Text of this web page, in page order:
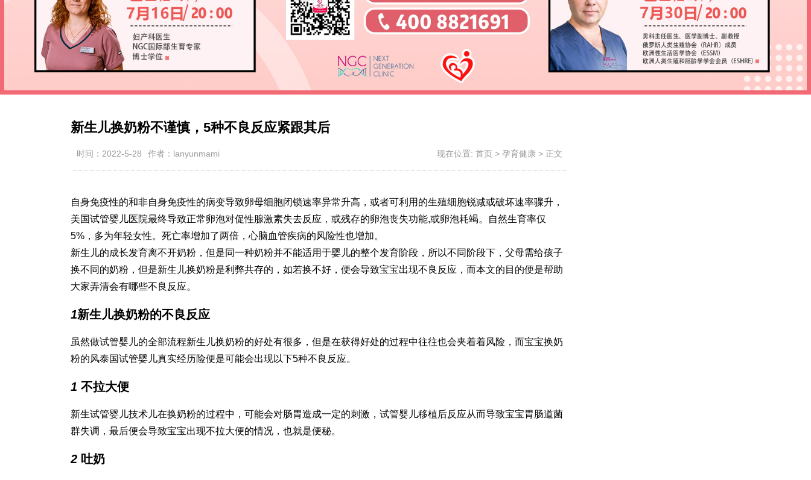
新生儿换奶粉不谨慎，5种不良反应紧跟其后
时间：2022-5-28 作者：lanyunmami 现在位置: 首页 > 孕育健康 > 正文
自身免疫性的和非自身免疫性的病变导致卵母细胞闭锁速率异常升高，或者可利用的生殖细胞锐减或破坏速率骤升，
美国试管婴儿医院最终导致正常卵泡对促性腺激素失去反应，或残存的卵泡丧失功能,或卵泡耗竭。自然生育率仅
5%，多为年轻女性。死亡率增加了两倍，心脑血管疾病的风险性也增加。
新生儿的成长发育离不开奶粉，但是同一种奶粉并不能适用于婴儿的整个发育阶段，所以不同阶段下，父母需给孩子
换不同的奶粉，但是新生儿换奶粉是利弊共存的，如若换不好，便会导致宝宝出现不良反应，而本文的目的便是帮助
大家弄清会有哪些不良反应。
1新生儿换奶粉的不良反应
虽然做试管婴儿的全部流程新生儿换奶粉的好处有很多，但是在获得好处的过程中往往也会夹着着风险，而宝宝换奶
粉的风泰国试管婴儿真实经历险便是可能会出现以下5种不良反应。
1 不拉大便
新生试管婴儿技术 儿在换奶粉的过程中，可能会对肠胃造成一定的刺激， 试管婴儿移植后反应从而导致宝宝胃肠道菌
群失调，最后便会导致宝宝出现不拉大便的情况，也就是便秘。
2 吐奶